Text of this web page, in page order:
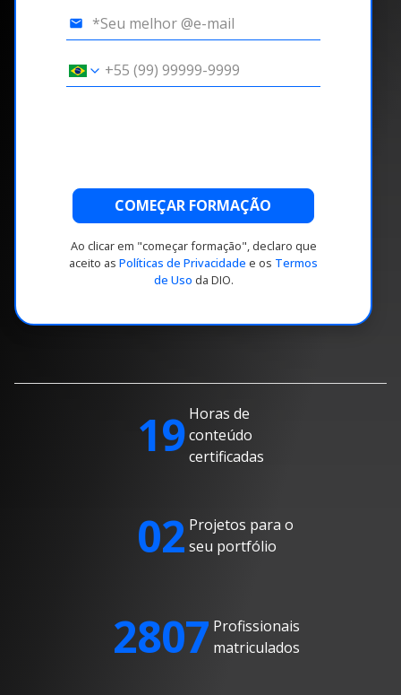
COMEÇAR FORMAÇÃO
Ao clicar em "começar formação", declaro que
aceito as Políticas de Privacidade e os Termos
de Uso da DIO.
19 Horas de
conteúdo
certificadas
02 Projetos para o
seu portfólio
2807 Profissionais
matriculados